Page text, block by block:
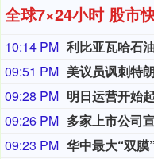
全球7×24小时 股市
10:14 PM
09:51 PM
09:28 PM
09:26 PM 多家上市公司
09:23 PM 华中最大“双